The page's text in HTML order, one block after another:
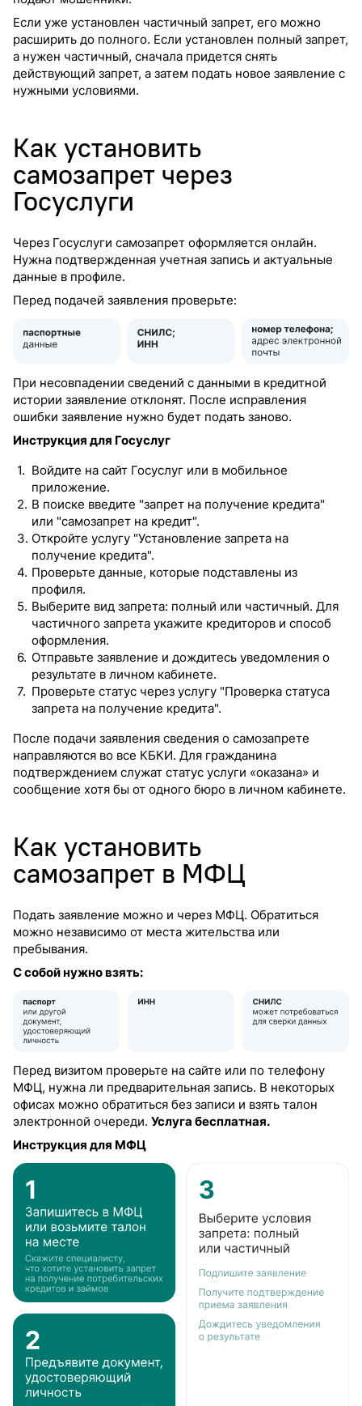
Если уже установлен частичный запрет, его можно
расширить до полного. Если установлен полный запрет,
а нужен частичный, сначала придется снять
действующий запрет, а затем подать новое заявление с
нужными условиями.
Как установить
самозапрет через
Госуслуги
Через Госуслуги самозапрет оформляется онлайн.
Нужна подтвержденная учетная запись и актуальные
данные в профиле.
Перед подачей заявления проверьте:
При несовпадении сведений с данными в кредитной
истории заявление отклонят. После исправления
ошибки заявление нужно будет подать заново.
Инструкция для Госуслуг
Войдите на сайт Госуслуг или в мобильное
приложение.
В поиске введите "запрет на получение кредита"
или "самозапрет на кредит".
Откройте услугу "Установление запрета на
получение кредита".
Проверьте данные, которые подставлены из
профиля.
Выберите вид запрета: полный или частичный. Для
частичного запрета укажите кредиторов и способ
оформления.
Отправьте заявление и дождитесь уведомления о
результате в личном кабинете.
Проверьте статус через услугу "Проверка статуса
запрета на получение кредита".
После подачи заявления сведения о самозапрете
направляются во все КБКИ. Для гражданина
подтверждением служат статус услуги «оказана» и
сообщение хотя бы от одного бюро в личном кабинете.
Как установить
самозапрет в МФЦ
Подать заявление можно и через МФЦ. Обратиться
можно независимо от места жительства или
пребывания.
С собой нужно взять:
Перед визитом проверьте на сайте или по телефону
МФЦ, нужна ли предварительная запись. В некоторых
офисах можно обратиться без записи и взять талон
электронной очереди. Услуга бесплатная.
Инструкция для МФЦ